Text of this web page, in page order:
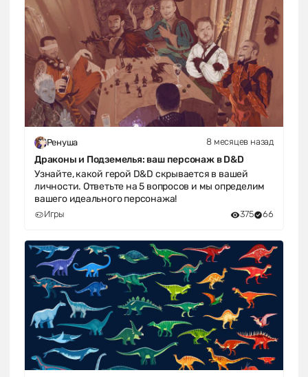
Ренуша 8 месяцев назад
Драконы и Подземелья: ваш персонаж в D&D
Узнайте, какой герой D&D скрывается в вашей
личности. Ответьте на 5 вопросов и мы определим
вашего идеального персонажа!
Игры 375 66